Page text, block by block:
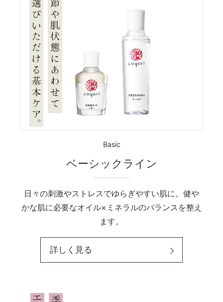
Basic
ベーシックライン
日々の刺激やストレスでゆらぎやすい肌に。健や
かな肌に必要なオイル×ミネラルのバランスを整え
ます。
詳しく見る